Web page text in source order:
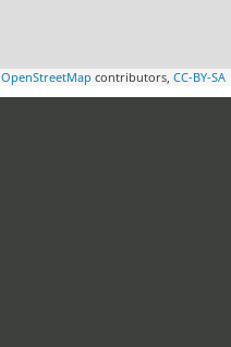
OpenStreetMap contributors, CC-BY-SA